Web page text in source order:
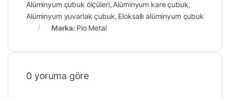
Alüminyum çubuk ölçüleri, Alüminyum kare çubuk,
Alüminyum yuvarlak çubuk, Eloksallı alüminyum çubuk
Marka: Pio Metal
0 yoruma göre